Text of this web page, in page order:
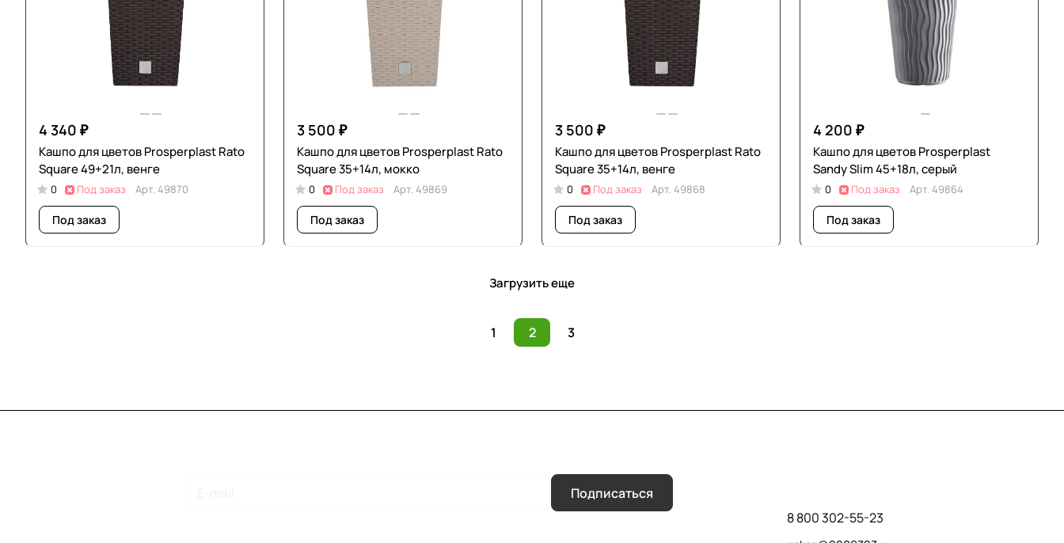
4 340 ₽
Кашпо для цветов Prosperplast Rato
Square 49+21л, венге
0 Под заказ Арт. 49870
Под заказ
3 500 ₽
Кашпо для цветов Prosperplast Rato
Square 35+14л, мокко
0 Под заказ Арт. 49869
Под заказ
3 500 ₽
Кашпо для цветов Prosperplast Rato
Square 35+14л, венге
0 Под заказ Арт. 49868
Под заказ
4 200 ₽
Кашпо для цветов Prosperplast
Sandy Slim 45+18л, серый
0 Под заказ Арт. 49864
Под заказ
Загрузить еще
1 2 3
Подписаться
8 800 302-55-23